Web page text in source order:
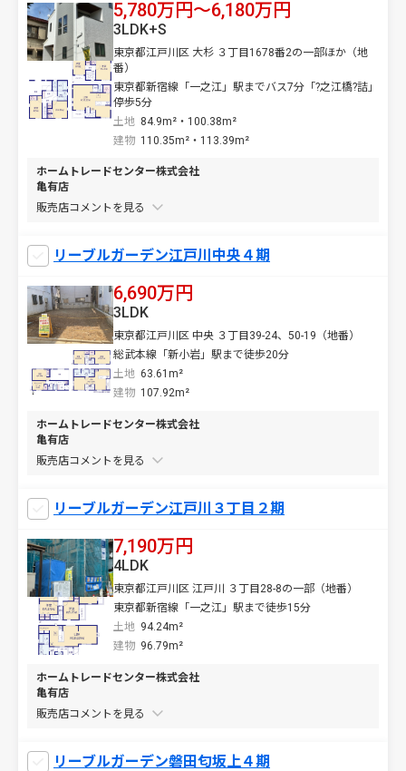
5,780万円〜6,180万円
東京都江戸川区 大杉 ３丁目1678番2の一部ほか（地
番）
東京都新宿線「一之江」駅までバス7分「?之江橋?詰」
停歩5分
土地 84.9m²・100.38m²
3LDK+S
建物 110.35m²・113.39m²
ホームトレードセンター株式会社
亀有店
販売店コメントを
リーブルガーデン江戸川中央４期
6,690万円
東京都江戸川区 中央 ３丁目39-24、50-19（地番）
総武本線「新小岩」駅まで徒歩20分
土地 63.61m²
3LDK
建物 107.92m²
ホームトレードセンター株式会社
亀有店
販売店コメントを
リーブルガーデン江戸川３丁目２期
7,190万円
東京都江戸川区 江戸川 ３丁目28-8の一部（地番）
東京都新宿線「一之江」駅まで徒歩15分
土地 94.24m²
4LDK
建物 96.79m²
ホームトレードセンター株式会社
亀有店
販売店コメントを
リーブルガーデン磐田匂坂上４期